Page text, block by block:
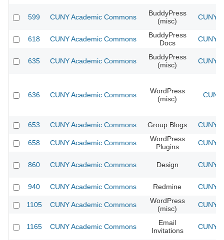
599 CUNY Academic Commons
BuddyPress
(misc)
CUNY
618 CUNY Academic Commons
BuddyPress
Docs
CUNY
635 CUNY Academic Commons
BuddyPress
(misc)
CUNY
636 CUNY Academic Commons
WordPress
(misc)
653 CUNY Academic Commons Group Blogs CUNY
658 CUNY Academic Commons
WordPress
Plugins
CUNY
860 CUNY Academic Commons Design CUNY
940 CUNY Academic Commons Redmine CUNY
1105 CUNY Academic Commons
WordPress
(misc)
CUNY
1165 CUNY Academic Commons
Email
Invitations
CUNY